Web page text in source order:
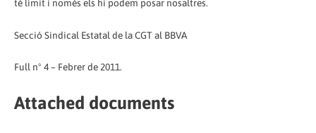
té límit i només els hi podem posar nosaltres.
Secció Sindical Estatal de la CGT al BBVA
Full nº 4 – Febrer de 2011.
Attached documents